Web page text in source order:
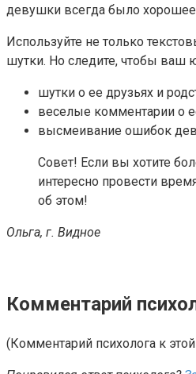
девушки всегда было хорошее
Используйте не только
шутки. Но следите, чтобы ваш
шутки о ее друзьях и
веселые комментарии о
высмеивание ошибок
Совет! Если вы хотите
интересно провести
об этом!
Ольга, г. Видное
Комментарий
(Комментарий психолога к этой